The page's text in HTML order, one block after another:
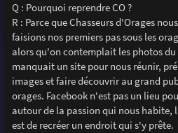
Q : Pourquoi reprendre CO ?
R : Parce que Chasseurs d'Orages
faisions nos premiers pas sous les
alors qu'on contemplait les photos
manquait un site pour nous réunir,
images et faire découvrir au grand
orages. Facebook n'est pas un lieu
autour de la passion qui nous habite,
est de recréer un endroit qui s'y prête.